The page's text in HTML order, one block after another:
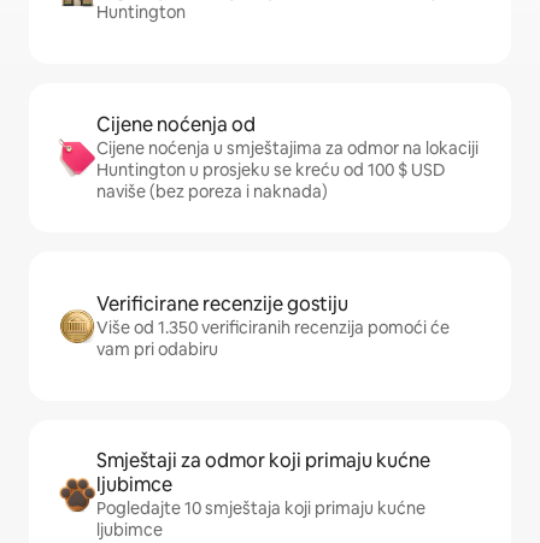
Huntington
Cijene noćenja od
Cijene noćenja u smještajima za odmor na lokaciji
Huntington u prosjeku se kreću od 100 $ USD
naviše (bez poreza i naknada)
Verificirane recenzije gostiju
Više od 1.350 verificiranih recenzija pomoći će
vam pri odabiru
Smještaji za odmor koji primaju kućne
ljubimce
Pogledajte 10 smještaja koji primaju kućne
ljubimce